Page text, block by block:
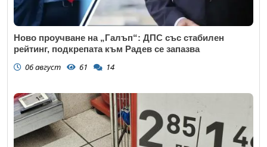
Ново проучване на „Галъп“: ДПС със стабилен
рейтинг, подкрепата към Радев се запазва
06 август 61 14